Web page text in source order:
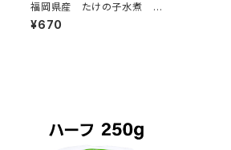
福岡県産 たけの子水煮 ホ
ール 150g
¥670